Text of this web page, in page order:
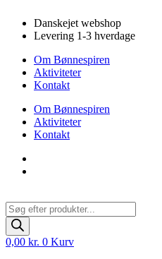
indhold
Danskejet webshop
Levering 1-3 hverdage
Om Bønnespiren
Aktiviteter
Kontakt
Om Bønnespiren
Aktiviteter
Kontakt
Products
search
0,00 kr. 0 Kurv